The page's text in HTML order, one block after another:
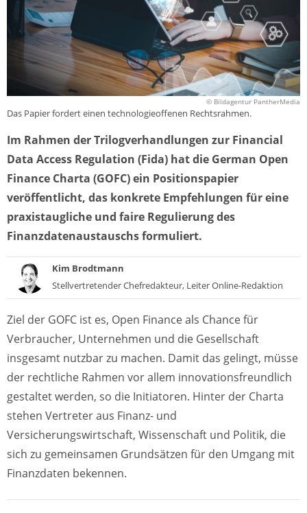
© Bildagentur PantherMedia
Das Papier fordert einen technologieoffenen Rechtsrahmen.
Im Rahmen der Trilogverhandlungen zur Financial
Data Access Regulation (Fida) hat die German Open
Finance Charta (GOFC) ein Positionspapier
veröffentlicht, das konkrete Empfehlungen für eine
praxistaugliche und faire Regulierung des
Finanzdatenaustauschs formuliert.
Kim Brodtmann
Stellvertretender Chefredakteur, Leiter Online-Redaktion
Ziel der GOFC ist es, Open Finance als Chance für
Verbraucher, Unternehmen und die Gesellschaft
insgesamt nutzbar zu machen. Damit das gelingt, müsse
der rechtliche Rahmen vor allem innovationsfreundlich
gestaltet werden, so die Initiatoren. Hinter der Charta
stehen Vertreter aus Finanz- und
Versicherungswirtschaft, Wissenschaft und Politik, die
sich zu gemeinsamen Grundsätzen für den Umgang mit
Finanzdaten bekennen.